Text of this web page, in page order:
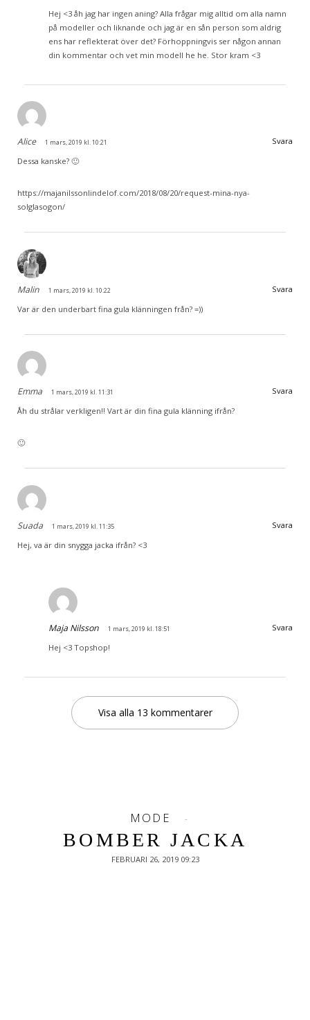
Hej <3 åh jag har ingen aning? Alla frågar mig alltid om alla namn
på modeller och liknande och jag är en sån person som aldrig
ens har reflekterat över det? Förhoppningvis ser någon annan
din kommentar och vet min modell he he. Stor kram <3
Svara
Alice 1 mars, 2019 kl. 10:21
Dessa kanske? 🙂
https://majanilssonlindelof.com/2018/08/20/request-mina-nya-
solglasogon/
Svara
Malin 1 mars, 2019 kl. 10:22
Var är den underbart fina gula klänningen från? =))
Svara
Emma 1 mars, 2019 kl. 11:31
Åh du strålar verkligen!! Vart är din fina gula klänning ifrån?
🙂
Svara
Suada 1 mars, 2019 kl. 11:35
Hej, va är din snygga jacka ifrån? <3
Svara
Maja Nilsson 1 mars, 2019 kl. 18:51
Hej <3 Topshop!
Visa alla 13 kommentarer
MODE
BOMBER JACKA
FEBRUARI 26, 2019 09:23